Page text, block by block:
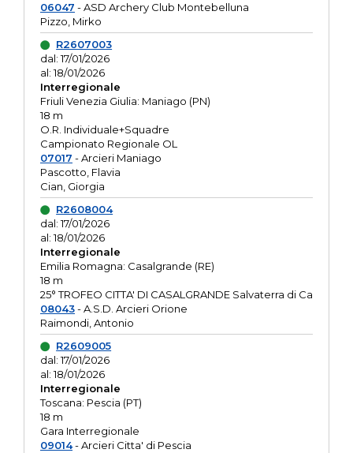
06047 - ASD Archery Club Montebelluna
Pizzo, Mirko
R2607003
dal: 17/01/2026
al: 18/01/2026
Interregionale
Friuli Venezia Giulia: Maniago (PN)
18 m
O.R. Individuale+Squadre
Campionato Regionale OL
07017 - Arcieri Maniago
Pascotto, Flavia
Cian, Giorgia
R2608004
dal: 17/01/2026
al: 18/01/2026
Interregionale
Emilia Romagna: Casalgrande (RE)
18 m
25° TROFEO CITTA' DI CASALGRANDE Salvaterra di Ca
08043- A.S.D. Arcieri Orione
Raimondi, Antonio
R2609005
dal: 17/01/2026
al: 18/01/2026
Interregionale
Toscana: Pescia (PT)
18 m
Gara Interregionale
09014- Arcieri Citta' di Pescia